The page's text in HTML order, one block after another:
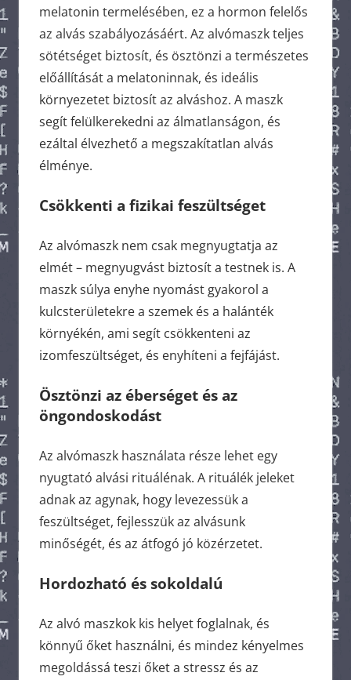
melatonin termelésében, ez a hormon felelős
az alvás szabályozásáért. Az alvómaszk teljes
sötétséget biztosít, és ösztönzi a természetes
előállítását a melatoninnak, és ideális
környezetet biztosít az alváshoz. A maszk
segít felülkerekedni az álmatlanságon, és
ezáltal élvezhető a megszakítatlan alvás
élménye.
Csökkenti a fizikai feszültséget
Az alvómaszk nem csak megnyugtatja az
elmét – megnyugvást biztosít a testnek is. A
maszk súlya enyhe nyomást gyakorol a
kulcsterületekre a szemek és a halánték
környékén, ami segít csökkenteni az
izomfeszültséget, és enyhíteni a fejfájást.
Ösztönzi az éberséget és az
öngondoskodást
Az alvómaszk használata része lehet egy
nyugtató alvási rituálénak. A rituálék jeleket
adnak az agynak, hogy levezessük a
feszültséget, fejlesszük az alvásunk
minőségét, és az átfogó jó közérzetet.
Hordozható és sokoldalú
Az alvó maszkok kis helyet foglalnak, és
könnyű őket használni, és mindez kényelmes
megoldássá teszi őket a stressz és az